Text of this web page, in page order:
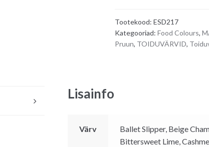
Brown
20
Tootekood: ESD217
Kategooriad: Food Colours,
Pruun, TOIDUVÄRVID,
Lisainfo
Värv
Ballet Slipper, Beige
Bittersweet Lime,